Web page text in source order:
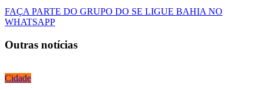
FAÇA PARTE DO GRUPO DO SE LIGUE BAHIA NO
WHATSAPP
Outras notícias
Cidade